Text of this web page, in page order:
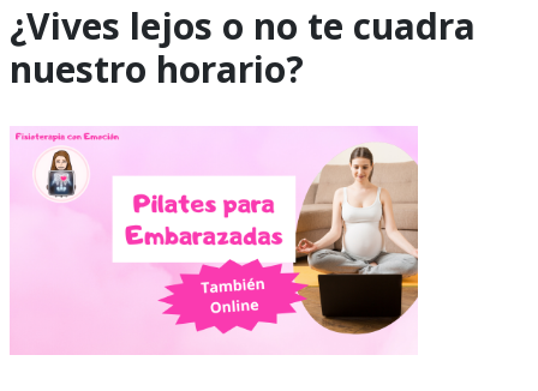
¿Vives lejos o no te cuadra
nuestro horario?